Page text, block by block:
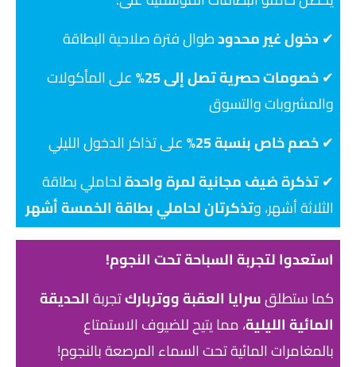
✔ دخول غير محدودطوال فترة صلاحية البطاقة
✔خصومات حصرية تصل إلى 25%
على المأكولات
والمشروبات والتسوق
✔خصم خاص بنسبة 25%
على تذاكر الدخول الليلي
✔تذكرة ضيف مجانية لمرة واحدةلحاملي بطاقة
الثلاثة أشهر، وتذكرتان لحاملي بطاقة الخمسة أشهر
استعدوا لتجربة السباحة تحت النجوم!
كما ستطلقسرايا العقبة ووترباركتجربةالحديقة
المائية الليلية، مما يتيح للضيوف الاستمتاع
بالمغامرات المائية تحت السماء المرصعة بالنجوم!